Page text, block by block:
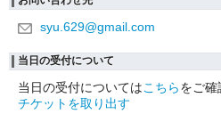
syu.629@gmail.com
当日の受付について
当日の受付についてはこちらをご確
チケットを取り出す